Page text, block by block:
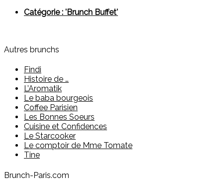
Catégorie : 'Brunch Buffet'
Autres brunchs
Findi
Histoire de …
L’Aromatik
Le baba bourgeois
Coffee Parisien
Les Bonnes Soeurs
Cuisine et Confidences
Le Starcooker
Le comptoir de Mme Tomate
Tine
Brunch-Paris.com